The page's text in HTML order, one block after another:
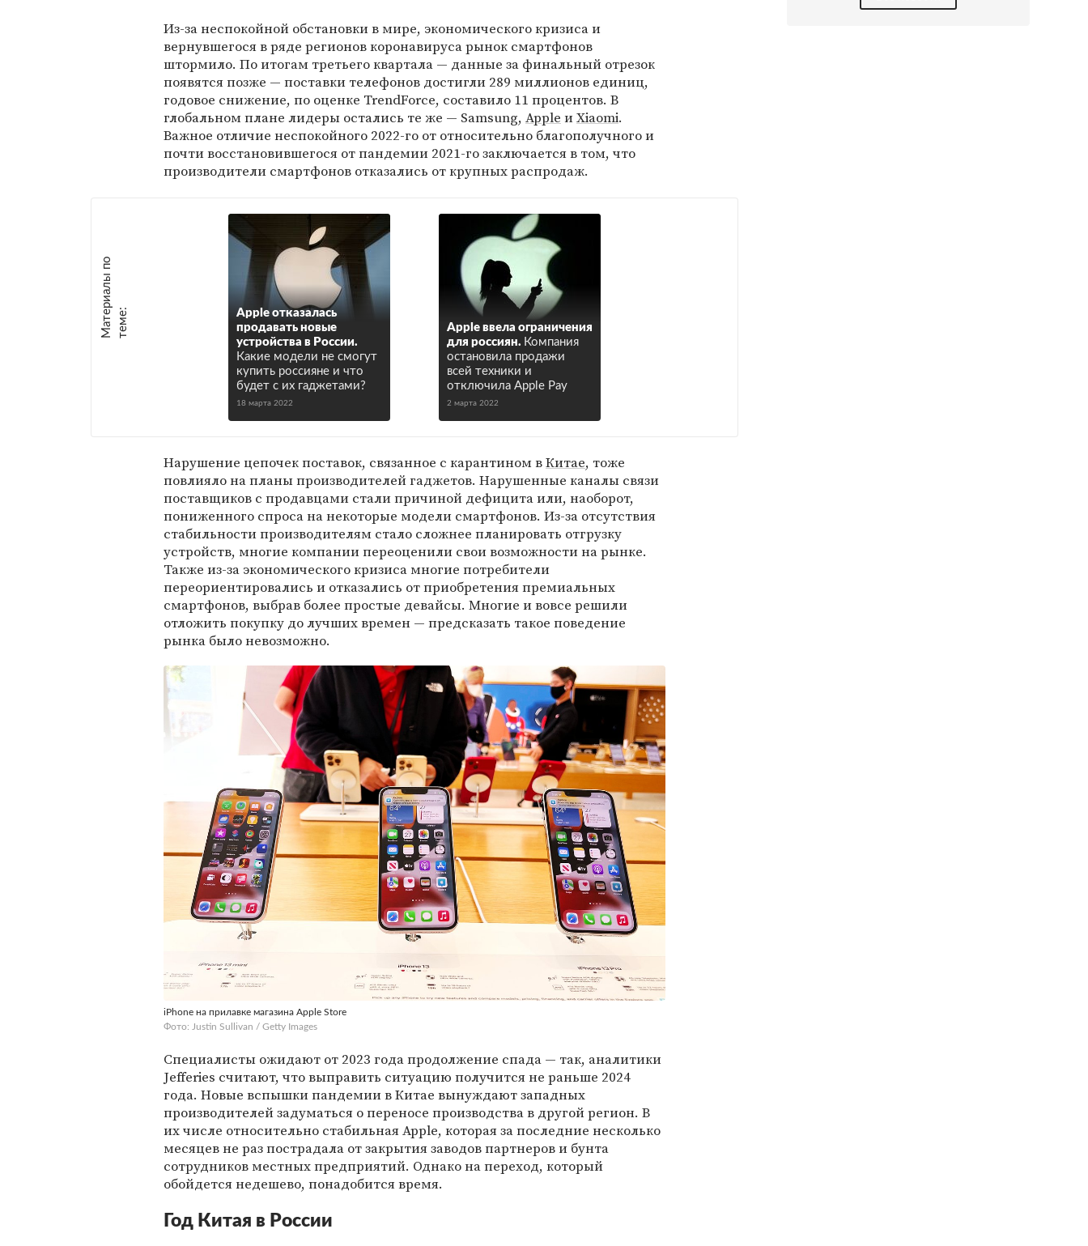
Из-за неспокойной обстановки в мире, экономического кризиса и
вернувшегося в ряде регионов коронавируса рынок смартфонов
штормило. По итогам третьего квартала — данные за финальный отрезок
появятся позже — поставки телефонов достигли 289 миллионов единиц,
годовое снижение, по оценке TrendForce, составило 11 процентов. В
глобальном плане лидеры остались те же — Samsung, Apple иXiaomi.
Важное отличие неспокойного 2022-го от относительно благополучного и
почти восстановившегося от пандемии 2021-го заключается в том, что
производители смартфонов отказались от крупных распродаж.
М
а
т е
р
и
а
л
ы
п
о
т
е
м
е :
Apple отказалась
продавать новые
устройства в России.
Какие модели не смогут
купить россияне и что
будет с их гаджетами?
18 марта 2022
Apple ввела ограничения
для россиян. Компания
остановила продажи
всей техники и
отключила Apple Pay
2 марта 2022
Нарушение цепочек поставок, связанное с карантином вКитае, тоже
повлияло на планы производителей гаджетов. Нарушенные каналы связи
поставщиков с продавцами стали причиной дефицита или, наоборот,
пониженного спроса на некоторые модели смартфонов. Из-за отсутствия
стабильности производителям стало сложнее планировать отгрузку
устройств, многие компании переоценили свои возможности на рынке.
Также из-за экономического кризиса многие потребители
переориентировались и отказались от приобретения премиальных
смартфонов, выбрав более простые девайсы. Многие и вовсе решили
отложить покупку до лучших времен — предсказать такое поведение
рынка было невозможно.
iPhone на прилавке магазина Apple Store
Фото: Justin Sullivan / Getty Images
Специалисты ожидают от 2023 года продолжение спада — так, аналитики
Jefferies считают, что выправить ситуацию получится не раньше 2024
года. Новые вспышки пандемии в Китае вынуждают западных
производителей задуматься о переносе производства в другой регион. В
их числе относительно стабильная Apple, которая за последние несколько
месяцев не раз пострадала от закрытия заводов партнеров и бунта
сотрудников местных предприятий. Однако на переход, который
обойдется недешево, понадобится время.
Год Китая в России